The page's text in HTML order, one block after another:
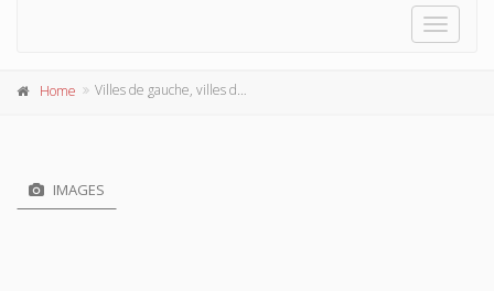
Toggle
Home Villes de gauche, villes de droite
IMAGES